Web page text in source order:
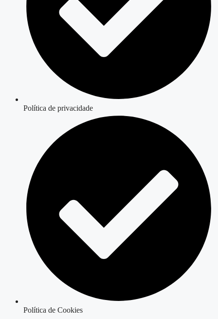
Política de privacidade
Política de Cookies